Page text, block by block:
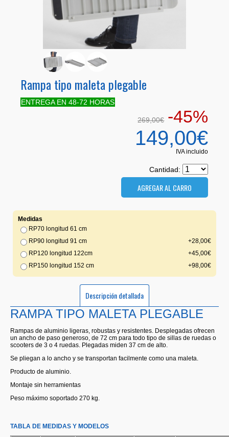
Rampa tipo maleta plegable
ENTREGA EN 48-72 HORAS
269,00€ -45%
149,00€
IVA incluido
Cantidad:
Medidas
RP70 longitud 61 cm
RP90 longitud 91 cm
+28,00€
RP120 longitud 122cm
+45,00€
RP150 longitud 152 cm
+98,00€
Descripción detallada
RAMPA TIPO MALETA PLEGABLE
Rampas de aluminio ligeras, robustas y resistentes. Desplegadas ofrecen
un ancho de paso generoso, de 72 cm para todo tipo de sillas de ruedas o
scooters de 3 o 4 ruedas. Plegadas miden 37 cm de alto.
Se pliegan a lo ancho y se transportan facilmente como una maleta.
Producto de aluminio.
Montaje sin herramientas
Peso máximo soportado 270 kg.
TABLA DE MEDIDAS Y MODELOS